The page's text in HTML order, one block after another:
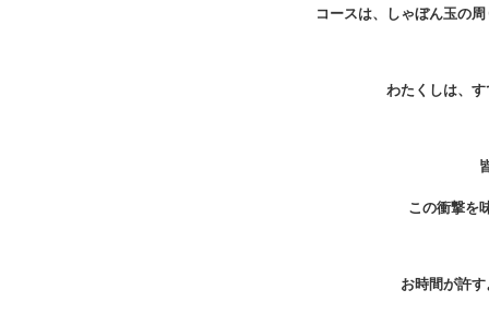
コースは、しゃぼん玉の
わたくしは、
この衝撃を
お時間が許